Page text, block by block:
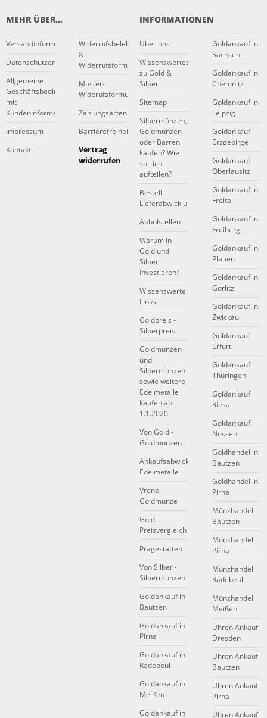
MEHR ÜBER...
Versandinformationen
Datenschutzerklärung
Allgemeine
Geschäftsbedingungen
mit
Kundeninformationen
Impressum
Kontakt
Widerrufsbelehrung
&
Widerrufsformular
Muster-
Widerufsformular
Zahlungsarten
Barrierefreiheitserklärung
Vertrag
widerrufen
INFORMATIONEN
Über uns
Wissenswertes
zu Gold &
Silber
Sitemap
Silbermünzen,
Goldmünzen
oder Barren
kaufen? Wie
soll ich
aufteilen?
Bestell-
Lieferabwicklung
Abholstellen
Warum in
Gold und
Silber
Investieren?
Wissenswerte
Links
Goldpreis -
Silberpreis
Goldmünzen
und
Silbermünzen
sowie weitere
Edelmetalle
kaufen ab
1.1.2020
Von Gold -
Goldmünzen
Ankaufsabwicklung
Edelmetalle
Vreneli
Goldmünze
Gold
Preisvergleich
Prägestätten
Von Silber -
Silbermünzen
Goldankauf in
Bautzen
Goldankauf in
Pirna
Goldankauf in
Radebeul
Goldankauf in
Meißen
Goldankauf in
Goldankauf in
Sachsen
Goldankauf in
Chemnitz
Goldankauf in
Leipzig
Goldankauf
Erzgebirge
Goldankauf
Oberlausitz
Goldankauf in
Freital
Goldankauf in
Freiberg
Goldankauf in
Plauen
Goldankauf in
Görlitz
Goldankauf in
Zwickau
Goldankauf
Erfurt
Goldankauf
Thüringen
Goldankauf
Riesa
Goldankauf
Nossen
Goldhandel in
Bautzen
Goldhandel in
Pirna
Münzhandel
Bautzen
Münzhandel
Pirna
Münzhandel
Radebeul
Münzhandel
Meißen
Uhren Ankauf
Dresden
Uhren Ankauf
Bautzen
Uhren Ankauf
Pirna
Uhren Ankauf